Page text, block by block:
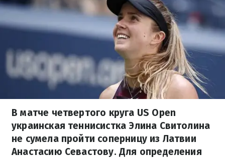
В матче четвертого круга US Open
украинская теннисистка Элина Свитолина
не сумела пройти соперницу из Латвии
Анастасию Севастову. Для определения